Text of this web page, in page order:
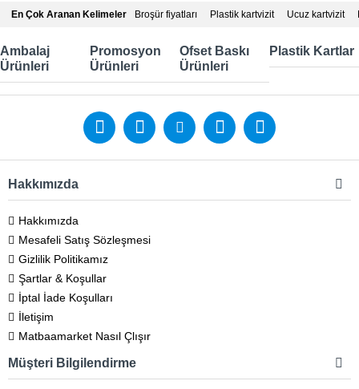
En Çok Aranan Kelimeler Broşür fiyatları Plastik kartvizit Ucuz kartvizit
Ambalaj
Ürünleri
Promosyon
Ürünleri
Ofset Baskı
Ürünleri
Plastik Kartlar
Hakkımızda
Hakkımızda
Mesafeli Satış Sözleşmesi
Gizlilik Politikamız
Şartlar & Koşullar
İptal İade Koşulları
İletişim
Matbaamarket Nasıl Çlışır
Müşteri Bilgilendirme